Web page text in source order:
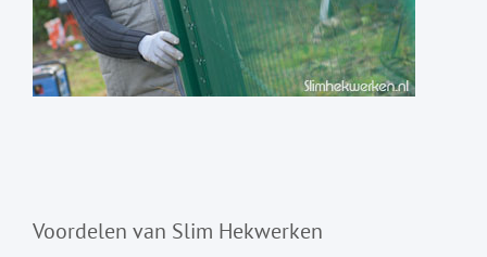
Voordelen van Slim Hekwerken